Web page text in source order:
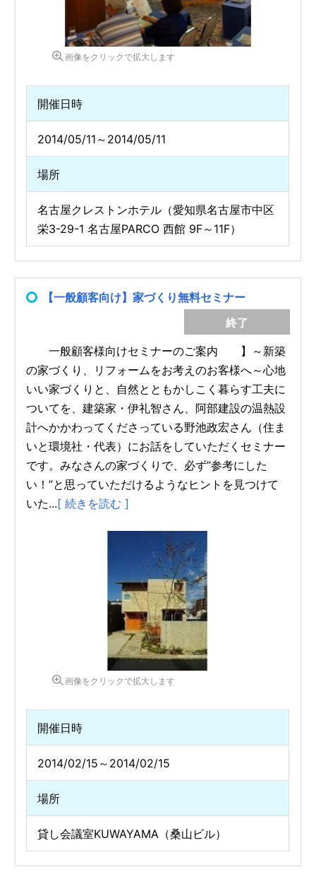
画像をクリックで拡大します
開催日時
2014/05/11～2014/05/11
場所
名古屋クレストンホテル（愛知県名古屋市中区
栄3-29-1 名古屋PARCO 西館 9F～11F）
【一般顧客向け】家づくり無料セミナー
終了
一般顧客様向けセミナーのご案内 】～新築
の家づくり、リフォームをお考えのお客様へ～心地
いい家づくりと、自然とともかしこく暮らす工夫に
ついてを、建築家・伊礼智さん、阿部建設の温熱設
計へかかわってくださっている野池政宏さん（住ま
いと環境社・代表）にお話をしていただくセミナー
です。みなさんの家づくりで、必ず”参考にした
い！”と思っていただけるようなヒントを見つけて
いた...[ 続きを読む ]
画像をクリックで拡大します
開催日時
2014/02/15～2014/02/15
場所
貸し会議室KUWAYAMA（桑山ビル）